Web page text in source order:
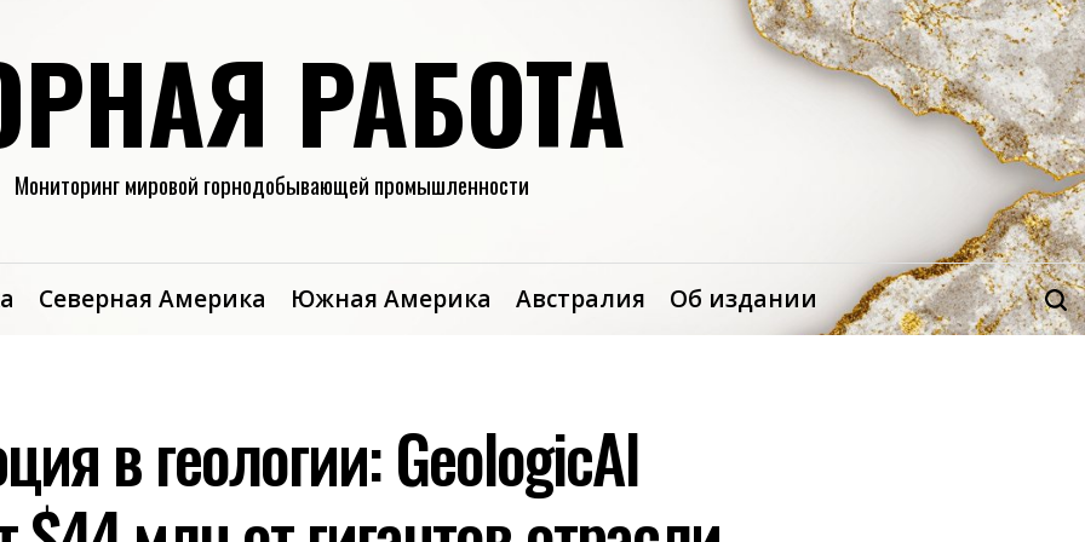
РАБОТА
Мониторинг мировой горнодобывающей промышленности
Северная Америка Южная Америка Австралия Об издании
в геологии: GeologicAI